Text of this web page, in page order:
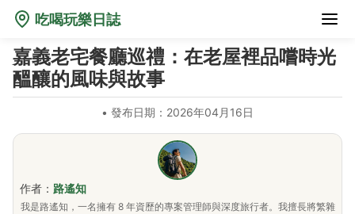
吃喝玩樂日誌
嘉義老宅餐廳巡禮：在老屋裡品嚐時光
醞釀的風味與故事
• 發布日期：2026年04月16日
作者： 路遙知
我是路遙知，一名擁有 8 年資歷的專案管理師與深度旅行者。我擅長將繁雜